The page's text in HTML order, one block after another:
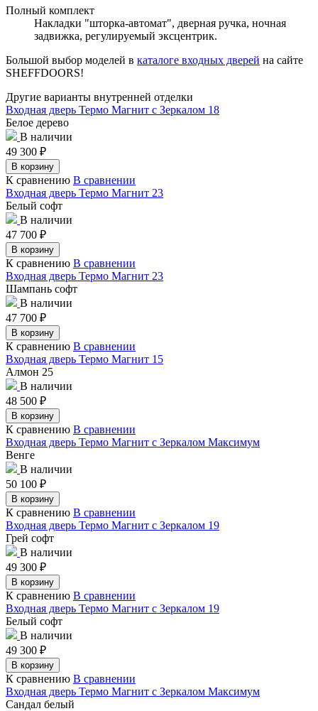
Полный комплект
Накладки "шторка-автомат", дверная ручка, ночная
задвижка, регулируемый эксцентрик.
Большой выбор моделей в каталоге входных дверей на сайте
SHEFFDOORS!
Другие варианты внутренней отделки
Входная дверь Термо Магнит с Зеркалом 18
Белое дерево
В наличии
49 300 ₽
В корзину
К сравнению В сравнении
Входная дверь Термо Магнит 23
Белый софт
В наличии
47 700 ₽
В корзину
К сравнению В сравнении
Входная дверь Термо Магнит 23
Шампань софт
В наличии
47 700 ₽
В корзину
К сравнению В сравнении
Входная дверь Термо Магнит 15
Алмон 25
В наличии
48 500 ₽
В корзину
К сравнению В сравнении
Входная дверь Термо Магнит с Зеркалом Максимум
Венге
В наличии
50 100 ₽
В корзину
К сравнению В сравнении
Входная дверь Термо Магнит с Зеркалом 19
Грей софт
В наличии
49 300 ₽
В корзину
К сравнению В сравнении
Входная дверь Термо Магнит с Зеркалом 19
Белый софт
В наличии
49 300 ₽
В корзину
К сравнению В сравнении
Входная дверь Термо Магнит с Зеркалом Максимум
Сандал белый